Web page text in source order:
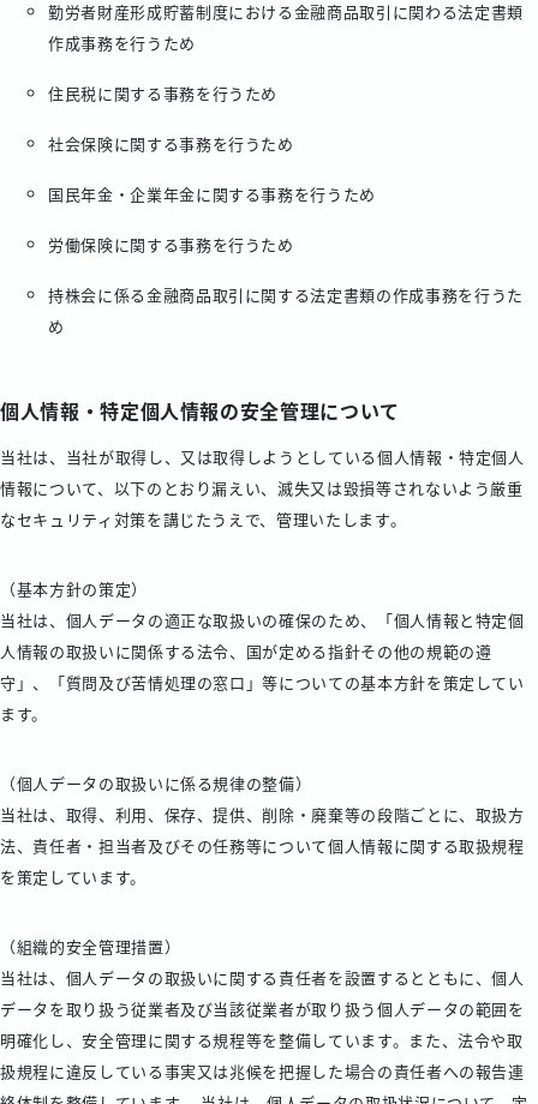
勤労者財産形成貯蓄制度における金融商品取引に関わる法定書類
作成事務を行うため
住民税に関する事務を行うため
社会保険に関する事務を行うため
国民年金・企業年金に関する事務を行うため
労働保険に関する事務を行うため
持株会に係る金融商品取引に関する法定書類の作成事務を行うた
め
個人情報・特定個人情報の安全管理について
当社は、当社が取得し、又は取得しようとしている個人情報・特定個人
情報について、以下のとおり漏えい、滅失又は毀損等されないよう厳重
なセキュリティ対策を講じたうえで、管理いたします。
（基本方針の策定）
当社は、個人データの適正な取扱いの確保のため、「個人情報と特定個
人情報の取扱いに関係する法令、国が定める指針その他の規範の遵
守」、「質問及び苦情処理の窓口」等についての基本方針を策定してい
ます。
（個人データの取扱いに係る規律の整備）
当社は、取得、利用、保存、提供、削除・廃棄等の段階ごとに、取扱方
法、責任者・担当者及びその任務等について個人情報に関する取扱規程
を策定しています。
（組織的安全管理措置）
当社は、個人データの取扱いに関する責任者を設置するとともに、個人
データを取り扱う従業者及び当該従業者が取り扱う個人データの範囲を
明確化し、安全管理に関する規程等を整備しています。また、法令や取
扱規程に違反している事実又は兆候を把握した場合の責任者への報告連